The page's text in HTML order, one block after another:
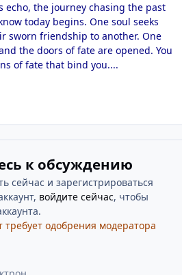
echo, the journey chasing the past
today begins. One soul seeks
sworn friendship to another. One
the doors of fate are opened. You
of fate that bind you....
к обсуждению
сейчас и зарегистрироваться
войдите сейчас, чтобы
требует одобрения модератора